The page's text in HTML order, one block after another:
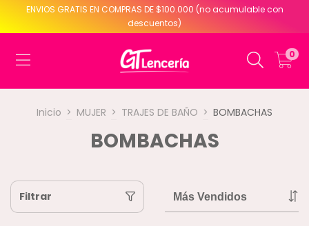
ENVIOS GRATIS EN COMPRAS DE $100.000 (no acumulable con
descuentos)
0
Inicio > MUJER > TRAJES DE BAÑO > BOMBACHAS
BOMBACHAS
Filtrar